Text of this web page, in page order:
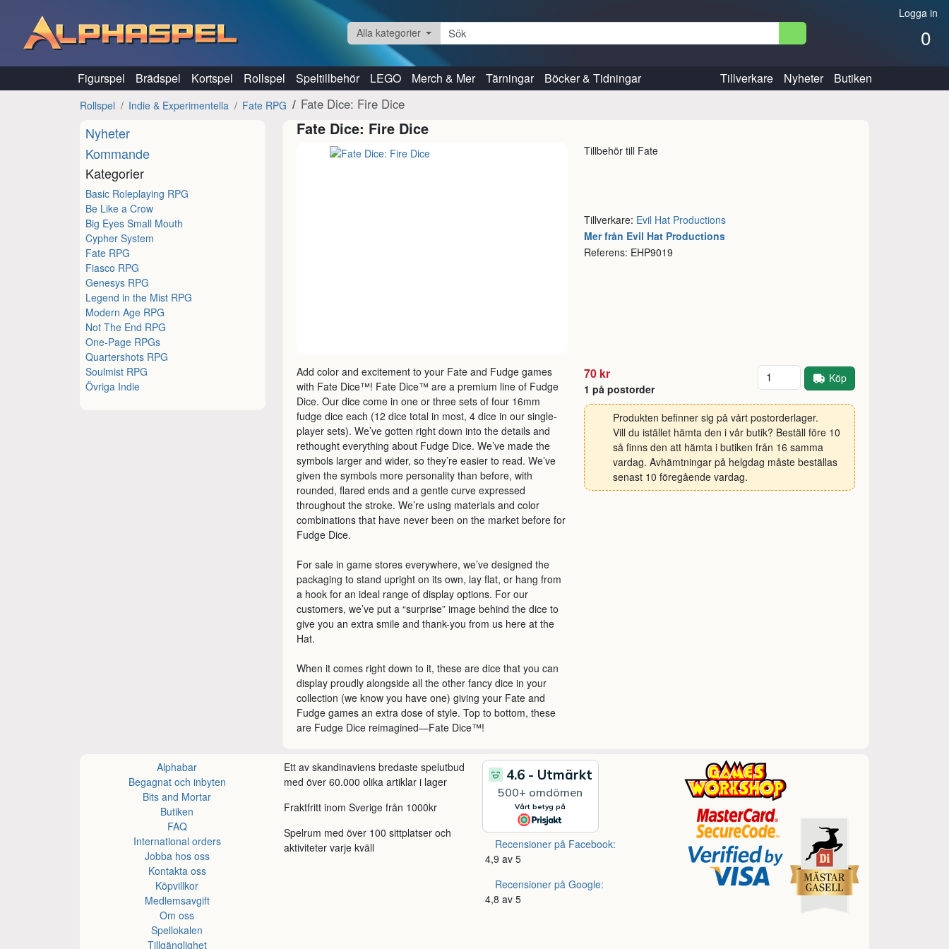
Logga in
0
Alla kategorier
Figurspel Brädspel Kortspel Rollspel Speltillbehör LEGO Merch & Mer Tärningar Böcker & Tidningar Tillverkare Nyheter Butiken
Rollspel Indie & Experimentella Fate RPG Fate Dice: Fire Dice
Nyheter
Kommande
Kategorier
Basic Roleplaying RPG
Be Like a Crow
Big Eyes Small Mouth
Cypher System
Fate RPG
Fiasco RPG
Genesys RPG
Legend in the Mist RPG
Modern Age RPG
Not The End RPG
One-Page RPGs
Quartershots RPG
Soulmist RPG
Övriga Indie
Fate Dice: Fire Dice
Tillbehör till Fate
Tillverkare: Evil Hat Productions
Mer från Evil Hat Productions
Referens: EHP9019
Add color and excitement to your Fate and Fudge games
with Fate Dice™! Fate Dice™ are a premium line of Fudge
Dice. Our dice come in one or three sets of four 16mm
fudge dice each (12 dice total in most, 4 dice in our single-
player sets). We’ve gotten right down into the details and
rethought everything about Fudge Dice. We’ve made the
symbols larger and wider, so they’re easier to read. We’ve
given the symbols more personality than before, with
rounded, flared ends and a gentle curve expressed
throughout the stroke. We’re using materials and color
combinations that have never been on the market before for
Fudge Dice.
For sale in game stores everywhere, we’ve designed the
packaging to stand upright on its own, lay flat, or hang from
a hook for an ideal range of display options. For our
customers, we’ve put a “surprise” image behind the dice to
give you an extra smile and thank-you from us here at the
Hat.
When it comes right down to it, these are dice that you can
display proudly alongside all the other fancy dice in your
collection (we know you have one) giving your Fate and
Fudge games an extra dose of style. Top to bottom, these
are Fudge Dice reimagined—Fate Dice™!
70 kr
1 på postorder
Antal Köp
Produkten befinner sig på vårt postorderlager.
Vill du istället hämta den i vår butik? Beställ före 10
så finns den att hämta i butiken från 16 samma
vardag. Avhämtningar på helgdag måste beställas
senast 10 föregående vardag.
Alphabar
Begagnat och inbyten
Bits and Mortar
Butiken
FAQ
International orders
Jobba hos oss
Kontakta oss
Köpvillkor
Medlemsavgift
Om oss
Spellokalen
Tillgänglighet
Ett av skandinaviens bredaste spelutbud
med över 60.000 olika artiklar i lager
Fraktfritt inom Sverige från 1000kr
Spelrum med över 100 sittplatser och
aktiviteter varje kväll
Recensioner på Facebook:
4,9 av 5
Recensioner på Google:
4,8 av 5